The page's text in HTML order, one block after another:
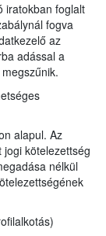
iratokban foglalt
fogva
az
adással a
alapul. Az
kötelezettség
nélkül